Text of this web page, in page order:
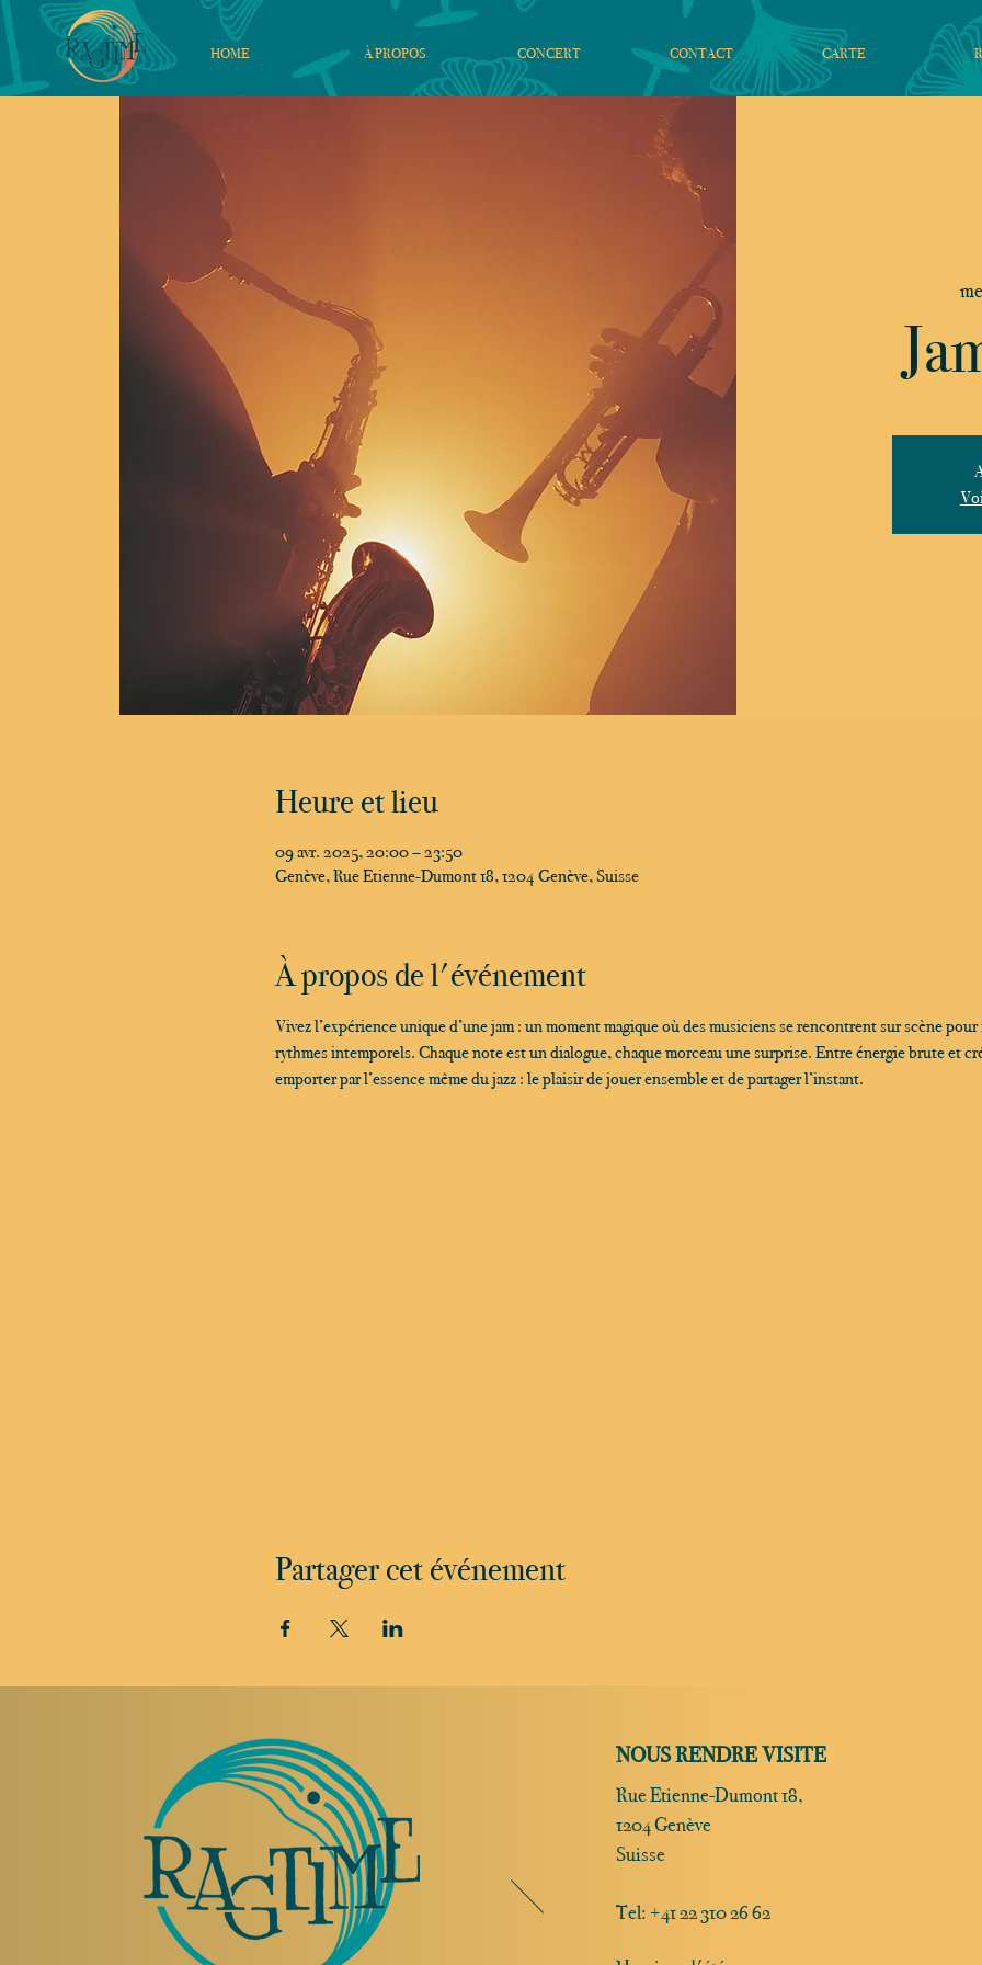
HOME À PROPOS CONCERT CONTACT CARTE
Heure et lieu
09 avr. 2025, 20:00 – 23:50
Genève, Rue Etienne-Dumont 18, 1204 Genève, Suisse
À propos de l'événement
Vivez l’expérience unique d’une jam : un moment magique où des musiciens se rencontrent sur scène
rythmes intemporels. Chaque note est un dialogue, chaque morceau une surprise. Entre énergie brute et
emporter par l’essence même du jazz : le plaisir de jouer ensemble et de partager l’instant.
Partager cet événement
NOUS RENDRE VISITE
Rue Etienne-Dumont 18,
1204 Genève
Suisse
Tel: +41 22 310 26 62